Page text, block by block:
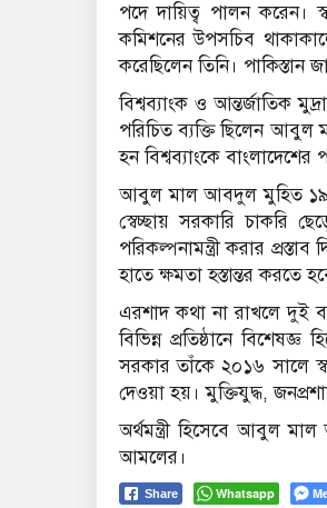
পদে দায়িত্ব পালন করেন।
কমিশনের উপসচিব
করেছিলেন তিনি। পাকিস্তান
বিশ্বব্যাংক ও আন্তর্জাতিক
পরিচিত ব্যক্তি ছিলেন আবুল
হন বিশ্বব্যাংকে বাংলাদেশের
আবুল মাল আবদুল মুহিত
স্বেচ্ছায় সরকারি চাকরি
পরিকল্পনামন্ত্রী করার
হাতে ক্ষমতা হস্তান্তর করতে
এরশাদ কথা না রাখলে দুই
বিভিন্ন প্রতিষ্ঠানে
সরকার তাঁকে ২০১৬ সালে
দেওয়া হয়। মুক্তিযুদ্ধ,
অর্থমন্ত্রী হিসেবে আবুল
আমলের।
Share Whatsapp